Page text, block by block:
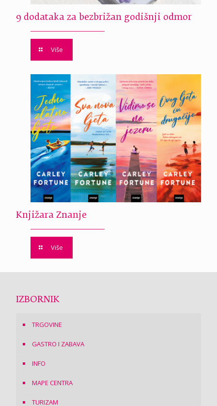
9 dodataka za bezbrižan godišnji odmor
Više
Knjižara Znanje
Više
IZBORNIK
TRGOVINE
GASTRO I ZABAVA
INFO
MAPE CENTRA
TURIZAM